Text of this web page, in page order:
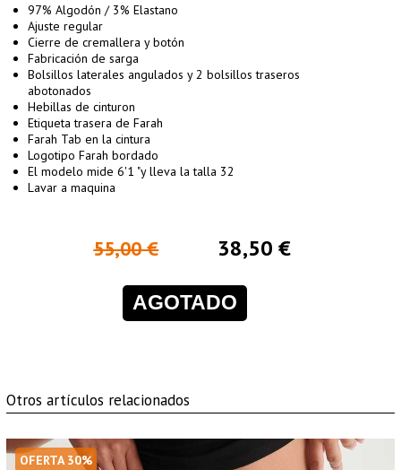
97% Algodón / 3% Elastano
Ajuste regular
Cierre de cremallera y botón
Fabricación de sarga
Bolsillos laterales angulados y 2 bolsillos traseros
abotonados
Hebillas de cinturon
Etiqueta trasera de Farah
Farah Tab en la cintura
Logotipo Farah bordado
El modelo mide 6'1 "y lleva la talla 32
Lavar a maquina
55,00 € 38,50 €
AGOTADO
Otros artículos relacionados
OFERTA 30%